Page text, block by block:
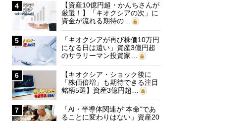
4
【資産10億円超・かんちさんが
厳選！】「キオクシアの次」に
資金が流れる期待の…
5
「キオクシアが再び株価10万円
になる日は遠い」資産3億円超
のサラリーマン投資家…
6
【キオクシア・ショック後に
「株価倍増」も期待できる注目
銘柄5選】資産3億円超…
7
「AI・半導体関連が“本命”であ
ることに変わりはない」資産20